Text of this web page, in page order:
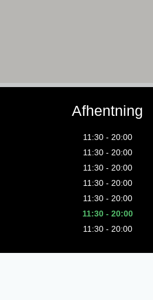
Afhentning
11:30 - 20:00
11:30 - 20:00
11:30 - 20:00
11:30 - 20:00
11:30 - 20:00
11:30 - 20:00
11:30 - 20:00